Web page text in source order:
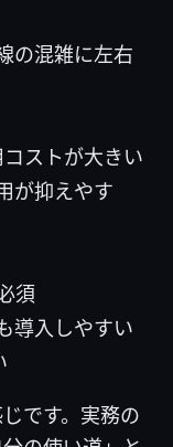
の混雑に左右
コストが大きい
が抑えやす
須
導入しやすい
です。実務の